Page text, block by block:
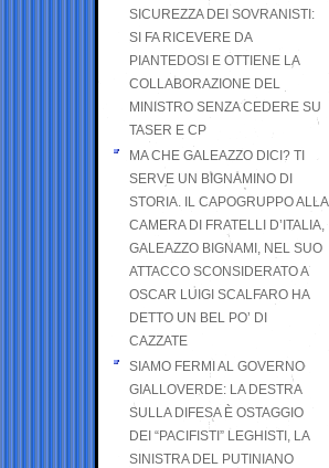
SICUREZZA DEI SOVRANISTI:
SI FA RICEVERE DA
PIANTEDOSI E OTTIENE LA
COLLABORAZIONE DEL
MINISTRO SENZA CEDERE SU
TASER E CP
MA CHE GALEAZZO DICI? TI
SERVE UN BIGNAMINO DI
STORIA. IL CAPOGRUPPO ALLA
CAMERA DI FRATELLI D’ITALIA,
GALEAZZO BIGNAMI, NEL SUO
ATTACCO SCONSIDERATO A
OSCAR LUIGI SCALFARO HA
DETTO UN BEL PO’ DI
CAZZATE
SIAMO FERMI AL GOVERNO
GIALLOVERDE: LA DESTRA
SULLA DIFESA È OSTAGGIO
DEI “PACIFISTI” LEGHISTI, LA
SINISTRA DEL PUTINIANO